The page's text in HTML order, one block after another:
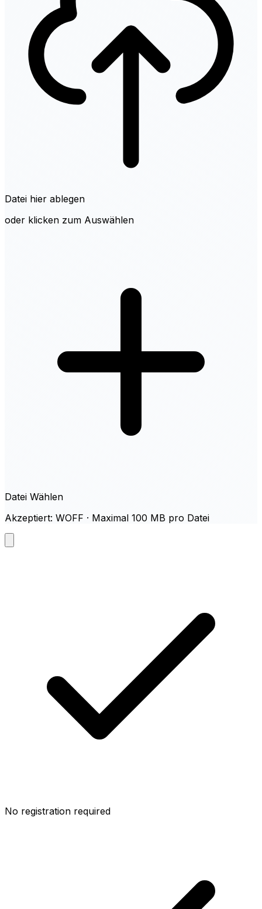
Datei hier ablegen
oder klicken zum Auswählen
Datei Wählen
Akzeptiert: WOFF · Maximal 100 MB pro Datei
No registration required